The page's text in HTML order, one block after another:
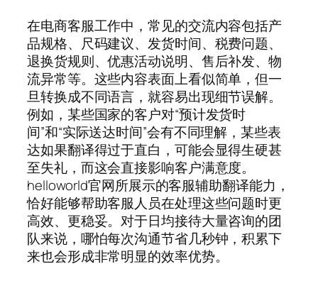
在电商客服工作中，常见的交流内容包括产
品规格、尺码建议、发货时间、税费问题、
退换货规则、优惠活动说明、售后补发、物
流异常等。这些内容表面上看似简单，但一
旦转换成不同语言，就容易出现细节误解。
例如，某些国家的客户对“预计发货时
间”和“实际送达时间”会有不同理解，某些表
达如果翻译得过于直白，可能会显得生硬甚
至失礼，而这会直接影响客户满意度。
helloworld官网所展示的客服辅助翻译能力，
恰好能够帮助客服人员在处理这些问题时更
高效、更稳妥。对于日均接待大量咨询的团
队来说，哪怕每次沟通节省几秒钟，积累下
来也会形成非常明显的效率优势。